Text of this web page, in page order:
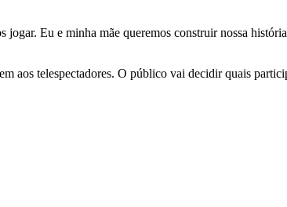
jogar. Eu e minha mãe queremos construir nossa
aos telespectadores. O público vai decidir quais